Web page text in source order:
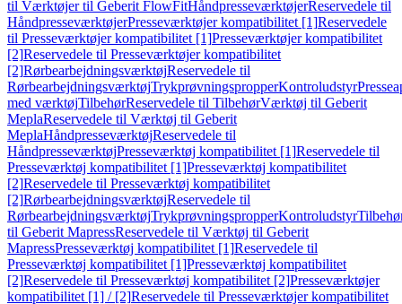
til Værktøjer til Geberit FlowFitHåndpresseværktøjerReservedele til
HåndpresseværktøjerPresseværktøjer kompatibilitet [1]Reservedele
til Presseværktøjer kompatibilitet [1]Presseværktøjer kompatibilitet
[2]Reservedele til Presseværktøjer kompatibilitet
[2]RørbearbejdningsværktøjReservedele til
RørbearbejdningsværktøjTrykprøvningspropperKontroludstyr
med værktøjTilbehørReservedele til TilbehørVærktøj til Geberit
MeplaReservedele til Værktøj til Geberit
MeplaHåndpresseværktøjReservedele til
HåndpresseværktøjPresseværktøj kompatibilitet [1]Reservedele til
Presseværktøj kompatibilitet [1]Presseværktøj kompatibilitet
[2]Reservedele til Presseværktøj kompatibilitet
[2]RørbearbejdningsværktøjReservedele til
RørbearbejdningsværktøjTrykprøvningspropperKontroludstyr
til Geberit MapressReservedele til Værktøj til Geberit
MapressPresseværktøj kompatibilitet [1]Reservedele til
Presseværktøj kompatibilitet [1]Presseværktøj kompatibilitet
[2]Reservedele til Presseværktøj kompatibilitet [2]Presseværktøjer
kompatibilitet [1] / [2]Reservedele til Presseværktøjer kompatibilitet